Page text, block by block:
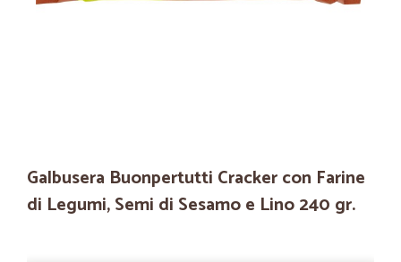
Galbusera Buonpertutti Cracker con Farine
di Legumi, Semi di Sesamo e Lino 240 gr.